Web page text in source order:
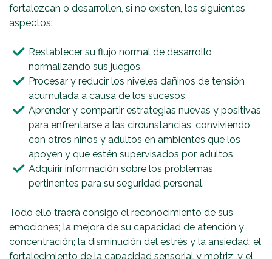
fortalezcan o desarrollen, si no existen, los siguientes
aspectos:
Restablecer su flujo normal de desarrollo
normalizando sus juegos.
Procesar y reducir los niveles dañinos de tensión
acumulada a causa de los sucesos.
Aprender y compartir estrategias nuevas y positivas
para enfrentarse a las circunstancias, conviviendo
con otros niños y adultos en ambientes que los
apoyen y que estén supervisados por adultos.
Adquirir información sobre los problemas
pertinentes para su seguridad personal.
Todo ello traerá consigo el reconocimiento de sus
emociones; la mejora de su capacidad de atención y
concentración; la disminución del estrés y la ansiedad; el
fortalecimiento de la capacidad sensorial y motriz; y el